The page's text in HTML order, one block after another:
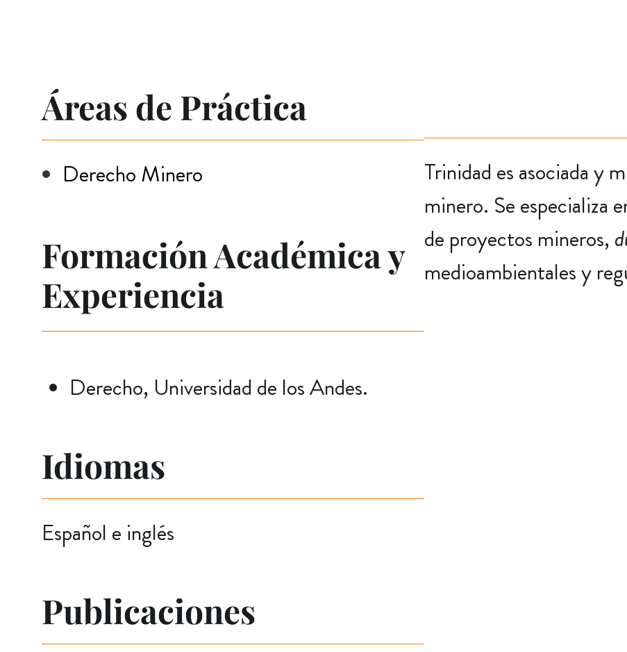
Áreas de Práctica
Derecho Minero
Formación Académica y
Experiencia
Derecho, Universidad de los Andes.
Idiomas
Español e inglés
Publicaciones
Trinidad es asociada y
minero. Se especializa
de proyectos mineros,
medioambientales y